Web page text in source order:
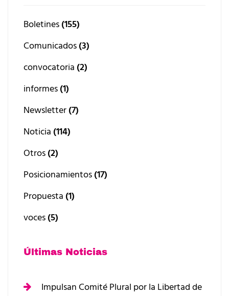
Boletines(155)
Comunicados(3)
convocatoria (2)
informes(1)
Newsletter(7)
Noticia (114)
Otros(2)
Posicionamientos(17)
Propuesta (1)
voces(5)
Últimas Noticias
Impulsan Comité Plural por la Libertad de